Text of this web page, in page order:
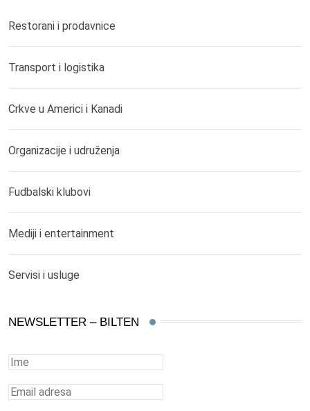
Restorani i prodavnice
Transport i logistika
Crkve u Americi i Kanadi
Organizacije i udruženja
Fudbalski klubovi
Mediji i entertainment
Servisi i usluge
NEWSLETTER – BILTEN